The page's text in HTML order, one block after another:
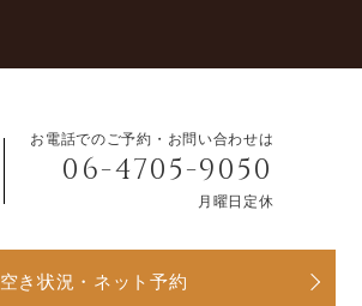
お電話でのご予約・お問い合わせは
06-4705-9050
月曜日定休
空き状況・ネット予約